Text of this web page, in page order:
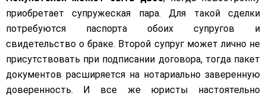
приобретает супружеская пара. Для такой сделки
потребуются паспорта обоих супругов и
свидетельство о браке. Второй супруг может лично не
присутствовать при подписании договора, тогда пакет
документов расширяется на нотариально заверенную
доверенность. И все же юристы настоятельно